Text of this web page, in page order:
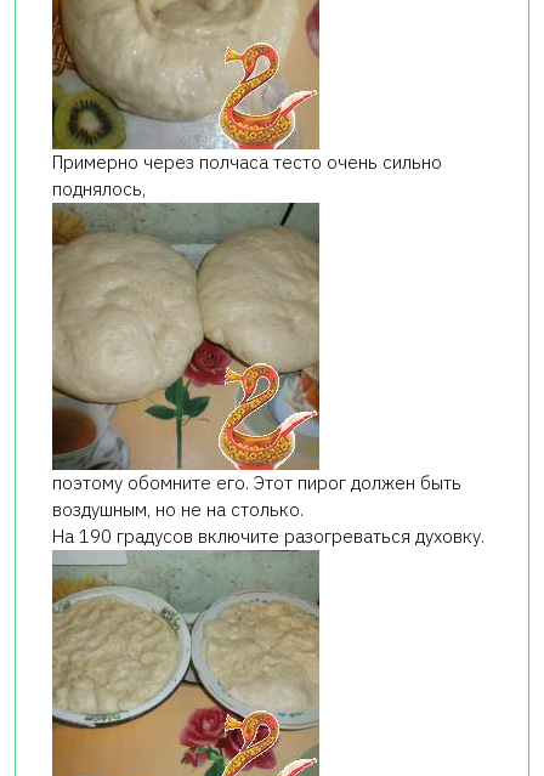
Примерно через полчаса тесто очень сильно
поднялось,
поэтому обомните его. Этот пирог должен быть
воздушным, но не на столько.
На 190 градусов включите разогреваться духовку.